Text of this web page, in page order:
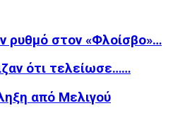
ρυθμό στον «Φλοίσβο»…
ότι τελείωσε……
από Μελιγού